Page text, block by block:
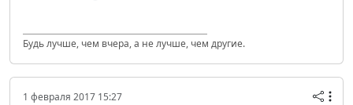
Будь лучше, чем вчера, а не лучше, чем другие.
1 февраля 2017 15:27